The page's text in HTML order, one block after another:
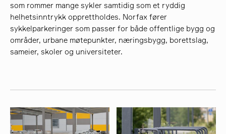
søk
som rommer mange sykler samtidig som et ryddig
helhetsinntrykk opprettholdes. Norfax fører
sykkelparkeringer som passer for både offentlige bygg og
områder, urbane møtepunkter, næringsbygg, borettslag,
sameier, skoler og universiteter.